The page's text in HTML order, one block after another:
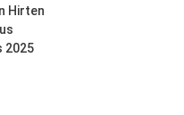
Hirten
2025